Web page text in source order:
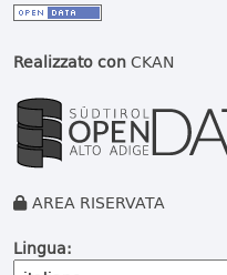
Realizzato conCKAN
AREA RISERVATA
Lingua